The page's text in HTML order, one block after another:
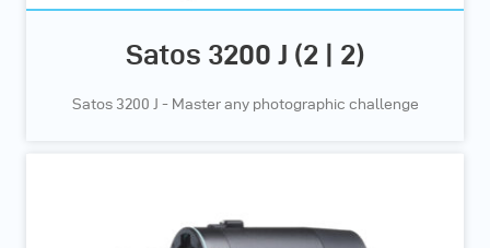
Satos 3200 J (2 | 2)
Satos 3200 J - Master any photographic challenge